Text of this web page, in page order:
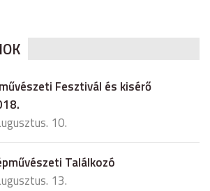
Fesztivál és kisérő
10.
Találkozó
13.